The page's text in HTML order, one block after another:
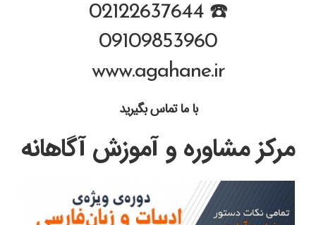
☎️ 02122637644
09109853960
www.agahane.ir
با ما تماس بگیرید
مرکز مشاوره و آموزش آگاهانه